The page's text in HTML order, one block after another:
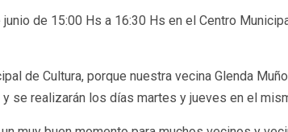
de 15:00 Hs a 16:30 Hs en el Centro
de Cultura, porque nuestra vecina Glenda
se realizarán los días martes y jueves en el